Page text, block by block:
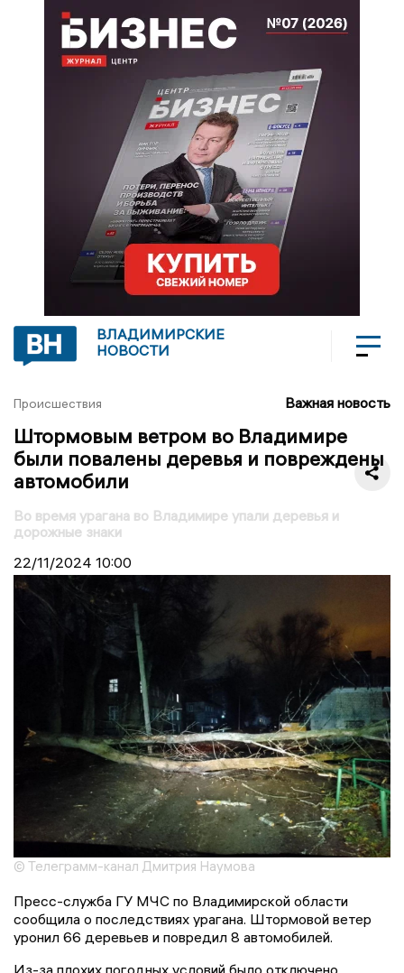
ВЛАДИМИРСКИЕ
НОВОСТИ
Происшествия Важная новость
Штормовым ветром во Владимире
были повалены деревья и повреждены
автомобили
Во время урагана во Владимире упали деревья и
дорожные знаки
22/11/2024 10:00
© Телеграмм-канал Дмитрия Наумова
Пресс-служба ГУ МЧС по Владимирской области
сообщила о последствиях урагана. Штормовой ветер
уронил 66 деревьев и повредил 8 автомобилей.